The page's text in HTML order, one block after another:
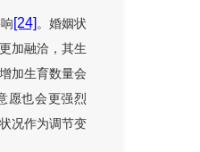
[24]。婚姻状
加融洽，其生
加生育数量会
愿也会更强烈
况作为调节变